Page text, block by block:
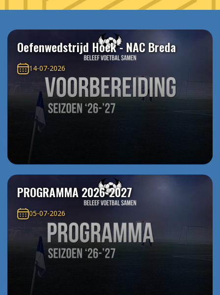
Oefenwedstrijd Hoek - NAC Breda
14-07-2026
PROGRAMMA 2026-2027
05-07-2026